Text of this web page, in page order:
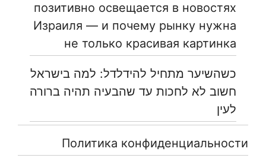
позитивно освещается в новостях
Израиля — и почему рынку нужна
не только красивая картинка
כשהשיער מתחיל להידלדל: למה בישראל
חשוב לא לחכות עד שהבעיה תהיה ברורה
לעין
Политика конфиденциальности